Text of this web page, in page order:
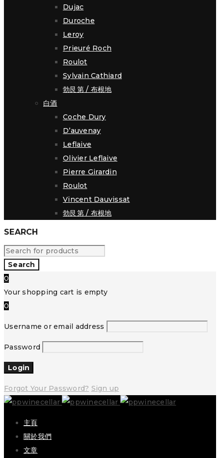
Dujac
Duroche
Leroy
Prieuré Roch
Roulot
Sylvain Cathiard
勃艮第 / 布根地
白酒
Coche Dury
D’auvenay
Leflaive
Olivier Leflaive
Pierre Girardin
Roulot
Vincent Dauvissat
勃艮第 / 布根地
SEARCH
0
Your shopping cart is empty
0
Username or email address
Password
Forgot Your Password? Sign up
主頁
關於我們
文章